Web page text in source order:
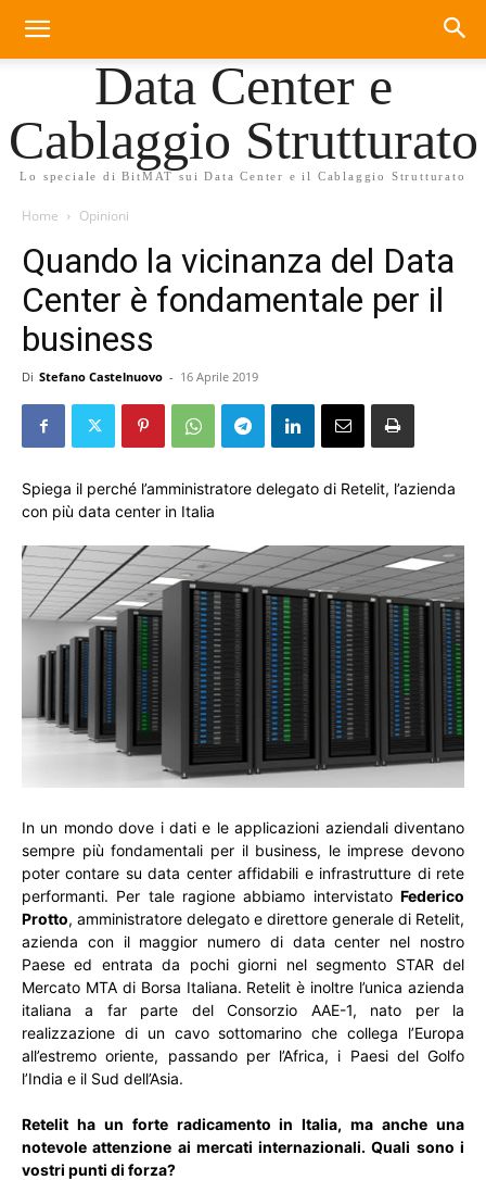
Data Center e
Cablaggio Strutturato
Lo speciale di BitMAT sui Data Center e il Cablaggio Strutturato
Home Opinioni
Quando la vicinanza del Data
Center è fondamentale per il
business
Di Stefano Castelnuovo - 16 Aprile 2019
Spiega il perché l’amministratore delegato di Retelit, l’azienda
con più data center in Italia
In un mondo dove i dati e le applicazioni aziendali diventano
sempre più fondamentali per il business, le imprese devono
poter contare su data center affidabili e infrastrutture di rete
performanti. Per tale ragione abbiamo intervistato Federico
Protto, amministratore delegato e direttore generale di Retelit,
azienda con il maggior numero di data center nel nostro
Paese ed entrata da pochi giorni nel segmento STAR del
Mercato MTA di Borsa Italiana. Retelit è inoltre l’unica azienda
italiana a far parte del Consorzio AAE-1, nato per la
realizzazione di un cavo sottomarino che collega l’Europa
all’estremo oriente, passando per l’Africa, i Paesi del Golfo
l’India e il Sud dell’Asia.
Retelit ha un forte radicamento in Italia, ma anche una
notevole attenzione ai mercati internazionali. Quali sono i
vostri punti di forza?